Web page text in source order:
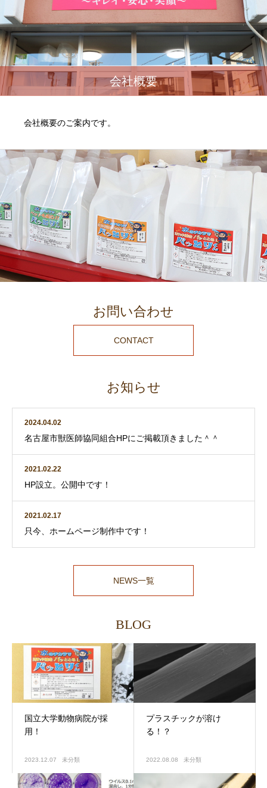
会社概要
会社概要のご案内です。
お問い合わせ
CONTACT
お知らせ
2024.04.02
名古屋市獣医師協同組合HPにご掲載頂きました＾＾
2021.02.22
HP設立。公開中です！
2021.02.17
只今、ホームページ制作中です！
NEWS一覧
BLOG
国立大学動物病院が採
用！
2023.12.07 未分類
プラスチックが溶け
る！？
2022.08.08 未分類